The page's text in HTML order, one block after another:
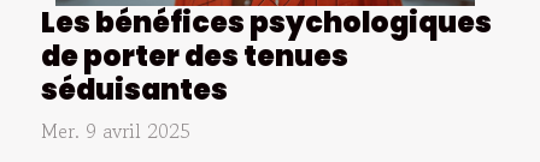
Les bénéfices psychologiques
de porter des tenues
séduisantes
Mer. 9 avril 2025